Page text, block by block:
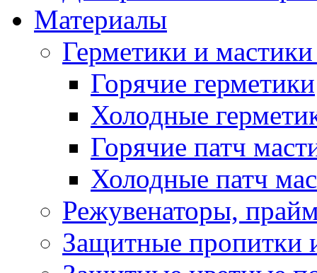
Материалы
Герметики и
Горячие герметики
Холодные
Горячие патч
Холодные патч
Режувенаторы,
Защитные пропитки